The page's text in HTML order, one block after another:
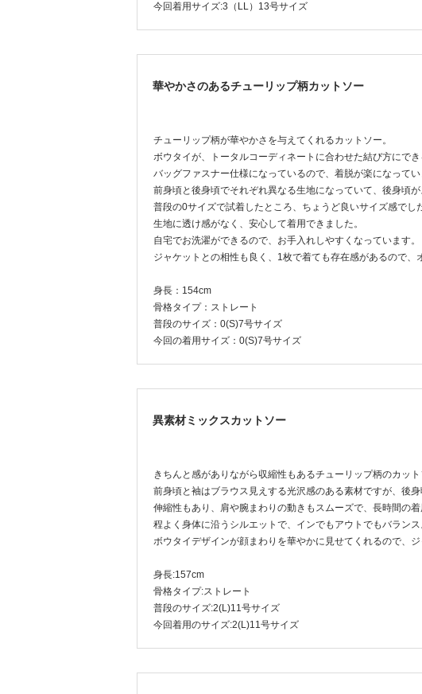
今回着用サイズ:3（LL）13号サイズ
華やかさのあるチューリップ柄カットソー
チューリップ柄が華やかさを与えてくれるカットソー。
ボウタイが、トータルコーディネートに合わせた結び方にでき
バッグファスナー仕様になっているので、着脱が楽になってい
前身頃と後身頃でそれぞれ異なる生地になっていて、後身頃
普段の0サイズで試着したところ、ちょうど良いサイズ感でし
生地に透け感がなく、安心して着用できました。
自宅でお洗濯ができるので、お手入れしやすくなっています。
ジャケットとの相性も良く、1枚で着ても存在感があるので、
身長：154cm
骨格タイプ：ストレート
普段のサイズ：0(S)7号サイズ
今回の着用サイズ：0(S)7号サイズ
異素材ミックスカットソー
きちんと感がありながら収縮性もあるチューリップ柄のカット
前身頃と袖はブラウス見えする光沢感のある素材ですが、後
伸縮性もあり、肩や腕まわりの動きもスムーズで、長時間の
程よく身体に沿うシルエットで、インでもアウトでもバランス
ボウタイデザインが顔まわりを華やかに見せてくれるので、
身長:157cm
骨格タイプ:ストレート
普段のサイズ:2(L)11号サイズ
今回着用のサイズ:2(L)11号サイズ